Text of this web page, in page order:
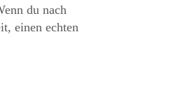
du nach
einen echten